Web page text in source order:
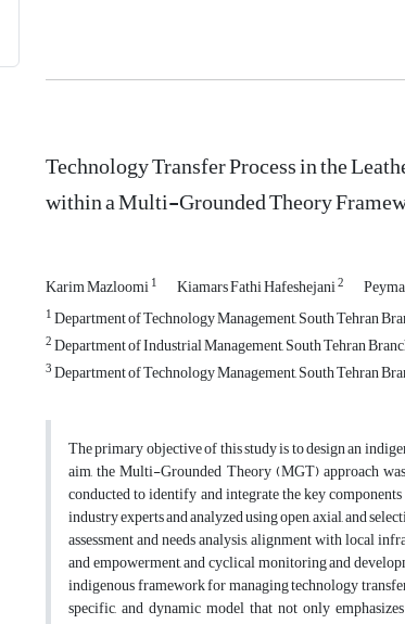
Technology Transfer Process in the
within a Multi-Grounded Theory
Karim Mazloomi1 Kiamars Fathi Hafeshejani2
1Department of Technology Management, South Tehran
2Department of Industrial Management, South Tehran
3Department of Technology Management, South Tehran
The primary objective of this study is to design an
aim, the Multi-Grounded Theory (MGT) approach
conducted to identify and integrate the key
industry experts and analyzed using open, axial, and
assessment and needs analysis, alignment with local
and empowerment, and cyclical monitoring and
indigenous framework for managing technology
specific, and dynamic model that not only